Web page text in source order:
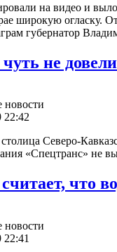
на видео и
широкую огласку.
губернатор
не
новости
22:42
Северо-
«Спецтранс» не
что
новости